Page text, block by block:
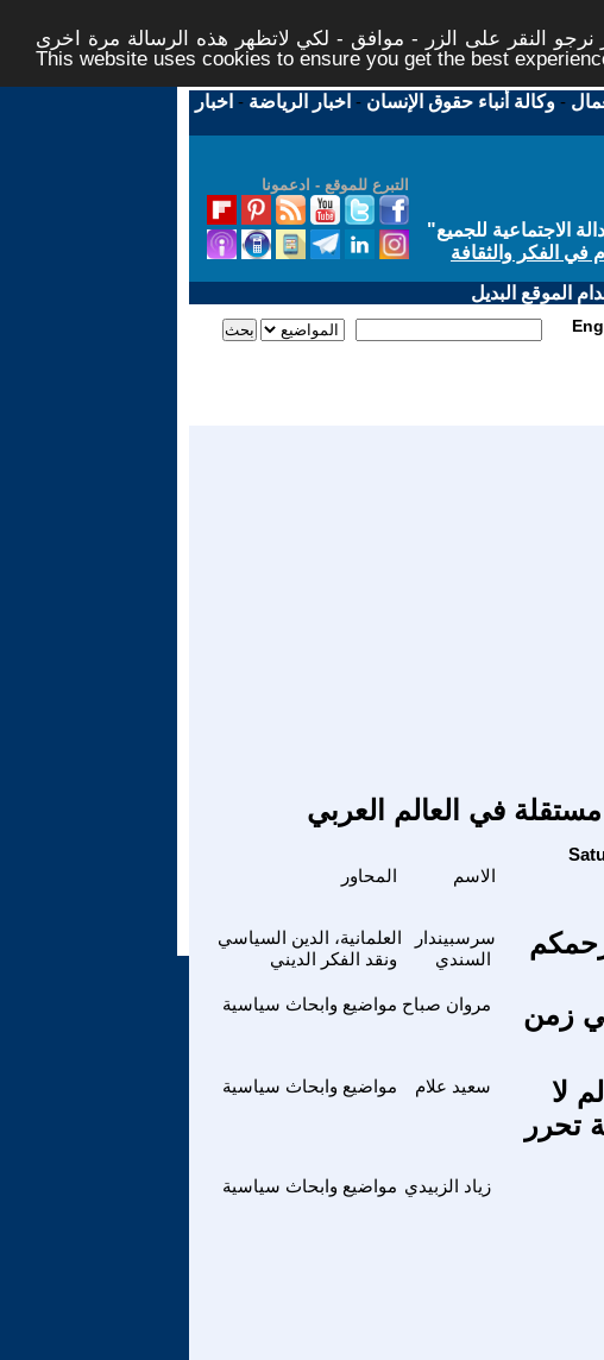
النقر على الزر - موافق - لكي لاتظهر هذه الرسالة مرة اخرى -
This website uses cookies to ensure you get the best
-وكالة أنباء حقوق الإنسان - اخبار الرياضة - اخبار
التبرع للموقع - ادعمونا
الاجتماعية للجميع"
في الفكر والثقافة
الموقع البديل
في العالم العربي
الاسم
العلمانية، الدين السياسي
ونقد الفكر الديني
سرسبيندار
السندي
مواضيع وابحاث سياسية مروان صباح
زمن
مواضيع وابحاث سياسية سعيد علام
لا
تحرر
مواضيع وابحاث سياسية زياد الزبيدي